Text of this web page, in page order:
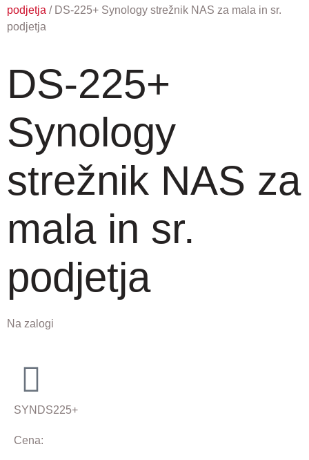
podjetja / DS-225+ Synology strežnik NAS za mala in sr.
podjetja
DS-225+
Synology
strežnik NAS za
mala in sr.
podjetja
Na zalogi
SYNDS225+
Cena: